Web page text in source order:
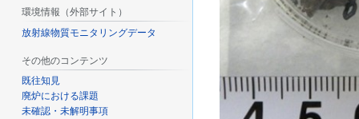
環境情報（外部サイト）
放射線物質モニタリングデータ
その他のコンテンツ
既往知見
廃炉における課題
未確認・未解明事項